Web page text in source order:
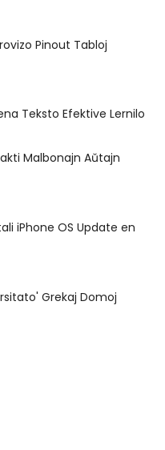
Pinout Tabloj
Teksto Efektive Lernilo
Malbonajn Aŭtajn
iPhone OS Update en
Grekaj Domoj